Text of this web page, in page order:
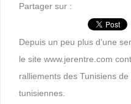
Partager sur :
Depuis un peu plus d’une
le site www.jerentre.com
ralliements des Tunisiens
tunisiennes.